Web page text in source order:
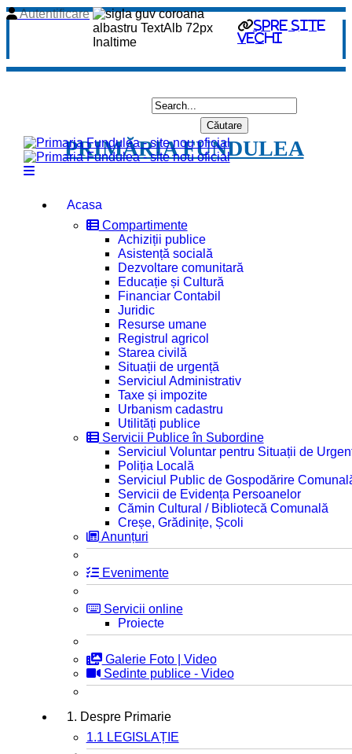
spre site
vechi
Autentificare
PRIMĂRIA FUNDULEA
Acasa
Compartimente
Achiziții publice
Asistență socială
Dezvoltare comunitară
Educație și Cultură
Financiar Contabil
Juridic
Resurse umane
Registrul agricol
Starea civilă
Situații de urgență
Serviciul Administrativ
Taxe și impozite
Urbanism cadastru
Utilități publice
Servicii Publice în Subordine
Serviciul Voluntar pentru Situații de
Poliția Locală
Serviciul Public de Gospodărire
Servicii de Evidența Persoanelor
Cămin Cultural / Bibliotecă Comunală
Creșe, Grădinițe, Școli
Anunțuri
Evenimente
Servicii online
Proiecte
Galerie Foto | Video
Sedinte publice - Video
1. Despre Primarie
1.1 LEGISLAȚIE